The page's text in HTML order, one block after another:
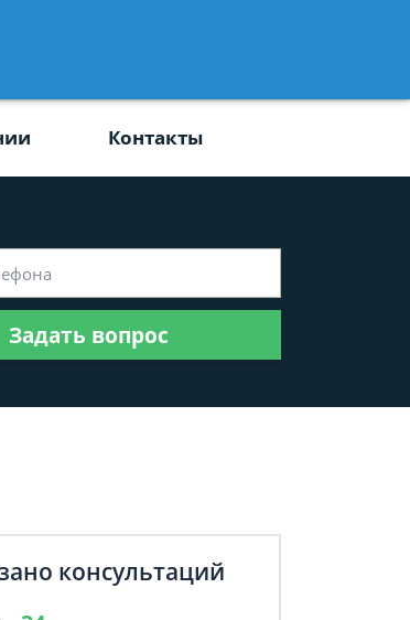
Контакты
Задать вопрос
консультаций